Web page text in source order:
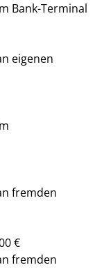
Bank-Terminal
eigenen
fremden
€
fremden